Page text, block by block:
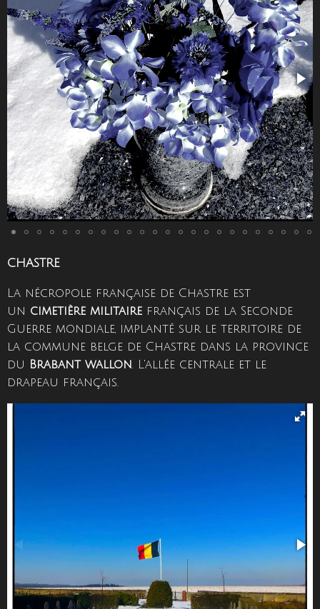
CHASTRE
La nécropole française de Chastre est
un cimetière militaire français de la Seconde
Guerre mondiale, implanté sur le territoire de
la commune belge de Chastre dans la province
du Brabant wallon. L'allée centrale et le
drapeau français.